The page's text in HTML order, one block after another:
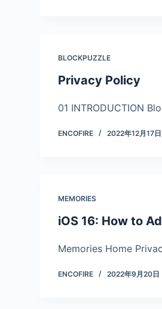
BLOCKPUZZLE
Privacy Policy
01 INTRODUCTION
ENCOFIRE 2022年12月17日
MEMORIES
iOS 16: How to
Memories Home
ENCOFIRE 2022年9月20日